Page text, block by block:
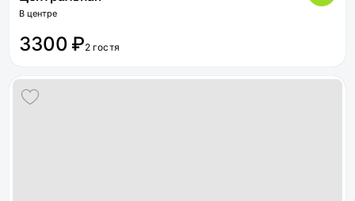
В центре
3300 ₽2 гостя